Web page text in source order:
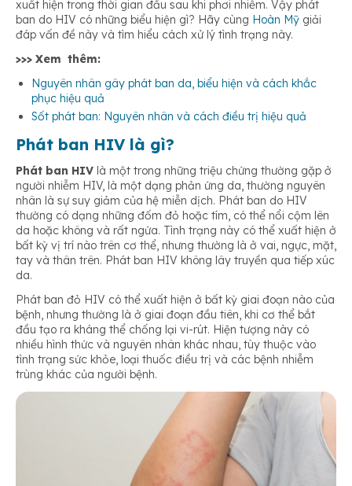
uống thuốc
Không dùng thuốc gây dị ứng
xuất hiện trong thời gian đầu sau khi phơi nhiễm. Vậy phát
ban do HIV có những biểu hiện gì? Hãy cùng Hoàn Mỹ giải
đáp vấn đề này và tìm hiểu cách xử lý tình trạng này.
>>> Xem thêm:
Nguyên nhân gây phát ban da, biểu hiện và cách khắc
phục hiệu quả
Sốt phát ban: Nguyên nhân và cách điều trị hiệu quả
Phát ban HIV là gì?
Phát ban HIV là một trong những triệu chứng thường gặp ở
người nhiễm HIV, là một dạng phản ứng da, thường nguyên
nhân là sự suy giảm của hệ miễn dịch. Phát ban do HIV
thường có dạng những đốm đỏ hoặc tím, có thể nổi cộm lên
da hoặc không và rất ngứa. Tình trạng này có thể xuất hiện ở
bất kỳ vị trí nào trên cơ thể, nhưng thường là ở vai, ngực, mặt,
tay và thân trên. Phát ban HIV không lây truyền qua tiếp xúc
da.
Phát ban đỏ HIV có thể xuất hiện ở bất kỳ giai đoạn nào của
bệnh, nhưng thường là ở giai đoạn đầu tiên, khi cơ thể bắt
đầu tạo ra kháng thể chống lại vi-rút. Hiện tượng này có
nhiều hình thức và nguyên nhân khác nhau, tùy thuộc vào
tình trạng sức khỏe, loại thuốc điều trị và các bệnh nhiễm
trùng khác của người bệnh.